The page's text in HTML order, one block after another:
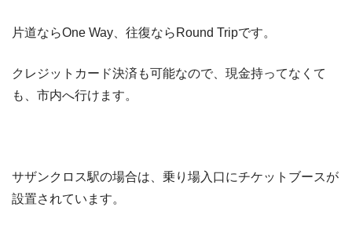
片道ならOne Way、往復ならRound Tripです。
クレジットカード決済も可能なので、現金持ってなくて
も、市内へ行けます。
サザンクロス駅の場合は、乗り場入口にチケットブースが
設置されています。